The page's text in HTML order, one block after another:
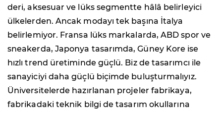
deri, aksesuar ve lüks segmentte hâlâ belirleyici
ülkelerden. Ancak modayı tek başına İtalya
belirlemiyor. Fransa lüks markalarda, ABD spor ve
sneakerda, Japonya tasarımda, Güney Kore ise
hızlı trend üretiminde güçlü. Biz de tasarımcı ile
sanayiciyi daha güçlü biçimde buluşturmalıyız.
Üniversitelerde hazırlanan projeler fabrikaya,
fabrikadaki teknik bilgi de tasarım okullarına